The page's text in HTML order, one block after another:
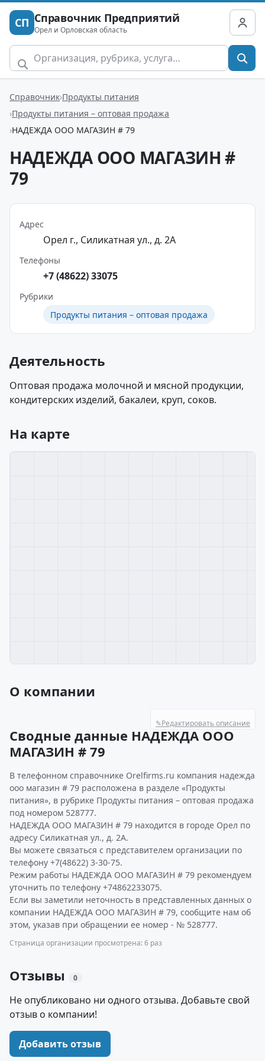
СП Справочник Предприятий
Орел и Орловская область
Справочник Продукты питания
Продукты питания – оптовая продажа
НАДЕЖДА ООО МАГАЗИН # 79
НАДЕЖДА ООО МАГАЗИН #
79
Адрес
Орел г., Силикатная ул., д. 2А
Телефоны
+7 (48622) 33075
Рубрики
Продукты питания – оптовая продажа
Деятельность
Оптовая продажа молочной и мясной продукции,
кондитерских изделий, бакалеи, круп, соков.
На карте
О компании
✎Редактировать описание
Сводные данные НАДЕЖДА ООО
МАГАЗИН # 79
В телефонном справочнике Orelfirms.ru компания надежда
ооо магазин # 79 расположена в разделе «Продукты
питания», в рубрике Продукты питания – оптовая продажа
под номером 528777.
НАДЕЖДА ООО МАГАЗИН # 79 находится в городе Орел по
адресу Силикатная ул., д. 2А.
Вы можете связаться с представителем организации по
телефону +7(48622) 3-30-75.
Режим работы НАДЕЖДА ООО МАГАЗИН # 79 рекомендуем
уточнить по телефону +74862233075.
Если вы заметили неточность в представленных данных о
компании НАДЕЖДА ООО МАГАЗИН # 79, сообщите нам об
этом, указав при обращении ее номер - № 528777.
Страница организации просмотрена: 6 раз
Отзывы 0
Не опубликовано ни одного отзыва. Добавьте свой
отзыв о компании!
Добавить отзыв